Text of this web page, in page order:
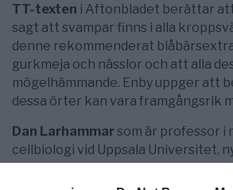
TT-texten i Aftonbladet berättar
sagt att svampar finns i alla
denne rekommenderat
gurkmeja och nässlor och att alla
mögelhämmande. Enby uppger att
dessa örter kan vara framgångsrik
Dan Larhammarsom är professor i
cellbiologi vid Uppsala Universitet,
Kungliga Vetenskapsakademien,
skeptikerföreningen Vetenskap